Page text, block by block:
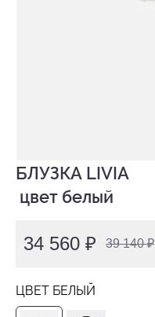
БЛУЗКА LIVIA
цвет белый
34 560 ₽ 39 140 ₽
ЦВЕТ БЕЛЫЙ